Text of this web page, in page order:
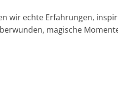
wir echte Erfahrungen,
magische